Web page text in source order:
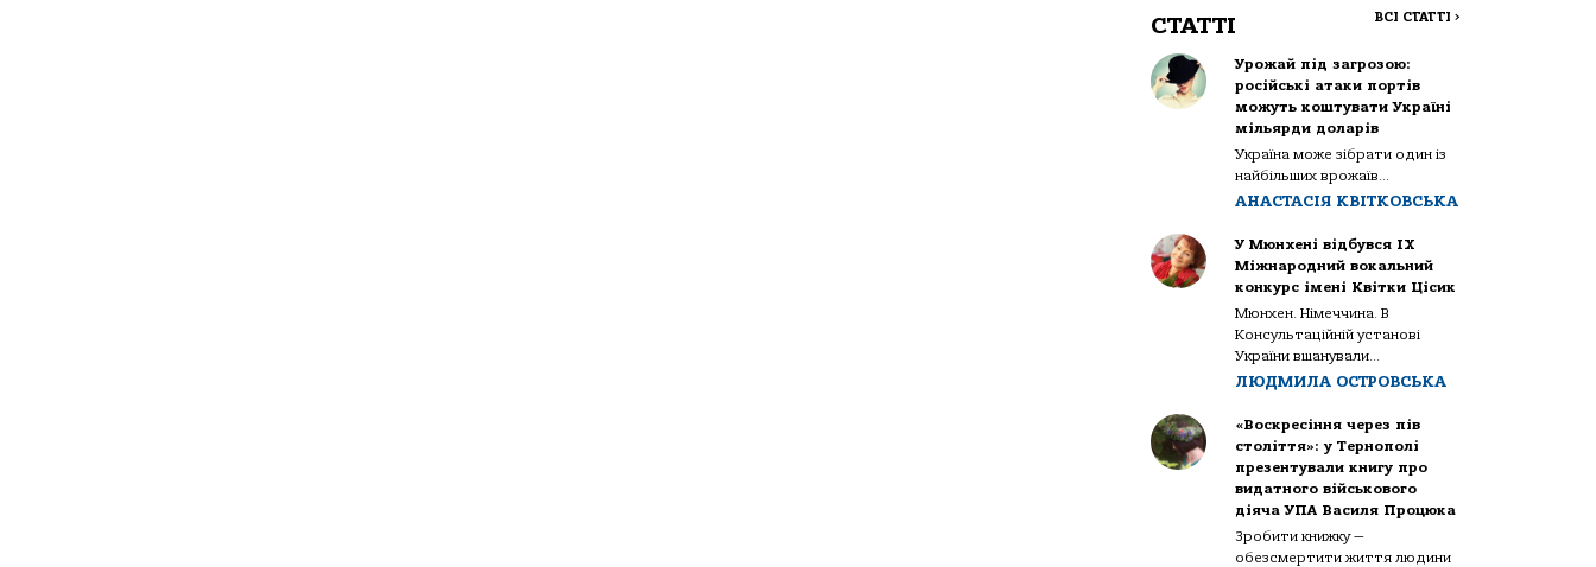
СТАТТІ ВСІ СТАТТІ >
Урожай під загрозою:
російські атаки портів
можуть коштувати Україні
мільярди доларів
Україна може зібрати один із
найбільших врожаїв...
АНАСТАСІЯ КВІТКОВСЬКА
У Мюнхені відбувся IX
Міжнародний вокальний
конкурс імені Квітки Цісик
Мюнхен. Німеччина. В
Консультаційній установі
України вшанували...
ЛЮДМИЛА ОСТРОВСЬКА
«Воскресіння через пів
століття»: у Тернополі
презентували книгу про
видатного військового
діяча УПА Василя Процюка
Зробити книжку —
обезсмертити життя людини